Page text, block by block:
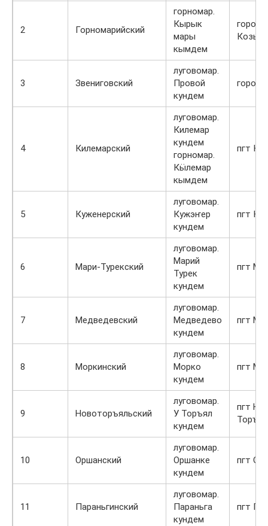
2 Горномарийский
горномар.
Кырык
мары
кымдем
город
3 Звениговский
луговомар.
Провой
кундем
город
4 Килемарский
луговомар.
Килемар
кундем
горномар.
Кӹлемар
кымдем
пгт
5 Куженерский
луговомар.
Кужэҥер
кундем
пгт
6 Мари-Турекский
луговомар.
Марий
Турек
кундем
пгт
7 Медведевский
луговомар.
Медведево
кундем
пгт
8 Моркинский
луговомар.
Морко
кундем
пгт
9 Новоторъяльский
луговомар.
У Торъял
кундем
пгт
Торъял
10 Оршанский
луговомар.
Оршанке
кундем
пгт
11 Параньгинский
луговомар.
Параньга
кундем
пгт